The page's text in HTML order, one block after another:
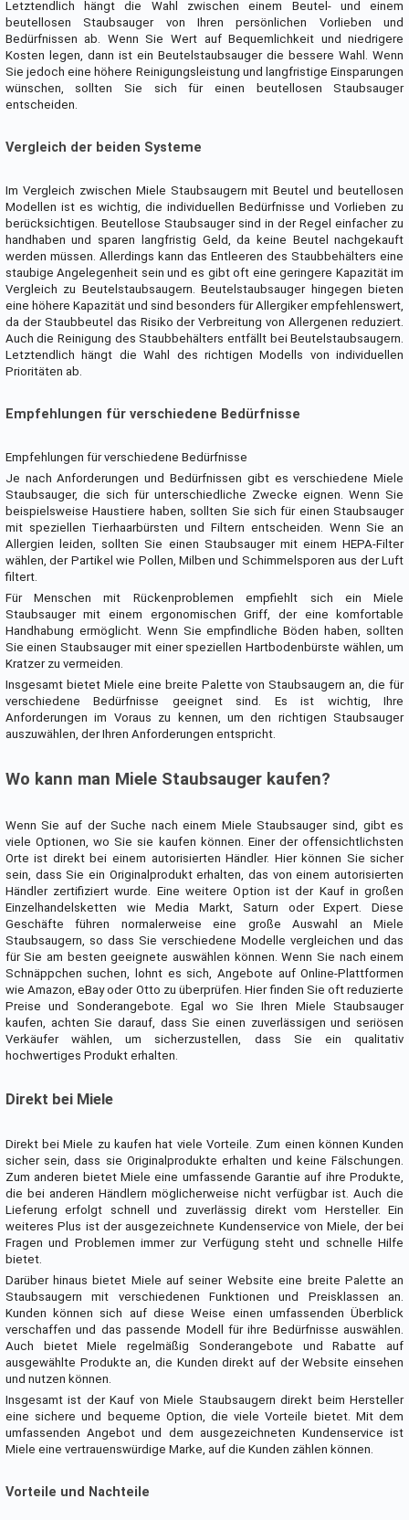
Letztendlich hängt die Wahl zwischen einem Beutel- und einem
beutellosen Staubsauger von Ihren persönlichen Vorlieben und
Bedürfnissen ab. Wenn Sie Wert auf Bequemlichkeit und niedrigere
Kosten legen, dann ist ein Beutelstaubsauger die bessere Wahl. Wenn
Sie jedoch eine höhere Reinigungsleistung und langfristige Einsparungen
wünschen, sollten Sie sich für einen beutellosen Staubsauger
entscheiden.
Vergleich der beiden Systeme
Im Vergleich zwischen Miele Staubsaugern mit Beutel und beutellosen
Modellen ist es wichtig, die individuellen Bedürfnisse und Vorlieben zu
berücksichtigen. Beutellose Staubsauger sind in der Regel einfacher zu
handhaben und sparen langfristig Geld, da keine Beutel nachgekauft
werden müssen. Allerdings kann das Entleeren des Staubbehälters eine
staubige Angelegenheit sein und es gibt oft eine geringere Kapazität im
Vergleich zu Beutelstaubsaugern. Beutelstaubsauger hingegen bieten
eine höhere Kapazität und sind besonders für Allergiker empfehlenswert,
da der Staubbeutel das Risiko der Verbreitung von Allergenen reduziert.
Auch die Reinigung des Staubbehälters entfällt bei Beutelstaubsaugern.
Letztendlich hängt die Wahl des richtigen Modells von individuellen
Prioritäten ab.
Empfehlungen für verschiedene Bedürfnisse
Empfehlungen für verschiedene Bedürfnisse
Je nach Anforderungen und Bedürfnissen gibt es verschiedene Miele
Staubsauger, die sich für unterschiedliche Zwecke eignen. Wenn Sie
beispielsweise Haustiere haben, sollten Sie sich für einen Staubsauger
mit speziellen Tierhaarbürsten und Filtern entscheiden. Wenn Sie an
Allergien leiden, sollten Sie einen Staubsauger mit einem HEPA-Filter
wählen, der Partikel wie Pollen, Milben und Schimmelsporen aus der Luft
filtert.
Für Menschen mit Rückenproblemen empfiehlt sich ein Miele
Staubsauger mit einem ergonomischen Griff, der eine komfortable
Handhabung ermöglicht. Wenn Sie empfindliche Böden haben, sollten
Sie einen Staubsauger mit einer speziellen Hartbodenbürste wählen, um
Kratzer zu vermeiden.
Insgesamt bietet Miele eine breite Palette von Staubsaugern an, die für
verschiedene Bedürfnisse geeignet sind. Es ist wichtig, Ihre
Anforderungen im Voraus zu kennen, um den richtigen Staubsauger
auszuwählen, der Ihren Anforderungen entspricht.
Wo kann man Miele Staubsauger kaufen?
Wenn Sie auf der Suche nach einem Miele Staubsauger sind, gibt es
viele Optionen, wo Sie sie kaufen können. Einer der offensichtlichsten
Orte ist direkt bei einem autorisierten Händler. Hier können Sie sicher
sein, dass Sie ein Originalprodukt erhalten, das von einem autorisierten
Händler zertifiziert wurde. Eine weitere Option ist der Kauf in großen
Einzelhandelsketten wie Media Markt, Saturn oder Expert. Diese
Geschäfte führen normalerweise eine große Auswahl an Miele
Staubsaugern, so dass Sie verschiedene Modelle vergleichen und das
für Sie am besten geeignete auswählen können. Wenn Sie nach einem
Schnäppchen suchen, lohnt es sich, Angebote auf Online-Plattformen
wie Amazon, eBay oder Otto zu überprüfen. Hier finden Sie oft reduzierte
Preise und Sonderangebote. Egal wo Sie Ihren Miele Staubsauger
kaufen, achten Sie darauf, dass Sie einen zuverlässigen und seriösen
Verkäufer wählen, um sicherzustellen, dass Sie ein qualitativ
hochwertiges Produkt erhalten.
Direkt bei Miele
Direkt bei Miele zu kaufen hat viele Vorteile. Zum einen können Kunden
sicher sein, dass sie Originalprodukte erhalten und keine Fälschungen.
Zum anderen bietet Miele eine umfassende Garantie auf ihre Produkte,
die bei anderen Händlern möglicherweise nicht verfügbar ist. Auch die
Lieferung erfolgt schnell und zuverlässig direkt vom Hersteller. Ein
weiteres Plus ist der ausgezeichnete Kundenservice von Miele, der bei
Fragen und Problemen immer zur Verfügung steht und schnelle Hilfe
bietet.
Darüber hinaus bietet Miele auf seiner Website eine breite Palette an
Staubsaugern mit verschiedenen Funktionen und Preisklassen an.
Kunden können sich auf diese Weise einen umfassenden Überblick
verschaffen und das passende Modell für ihre Bedürfnisse auswählen.
Auch bietet Miele regelmäßig Sonderangebote und Rabatte auf
ausgewählte Produkte an, die Kunden direkt auf der Website einsehen
und nutzen können.
Insgesamt ist der Kauf von Miele Staubsaugern direkt beim Hersteller
eine sichere und bequeme Option, die viele Vorteile bietet. Mit dem
umfassenden Angebot und dem ausgezeichneten Kundenservice ist
Miele eine vertrauenswürdige Marke, auf die Kunden zählen können.
Vorteile und Nachteile